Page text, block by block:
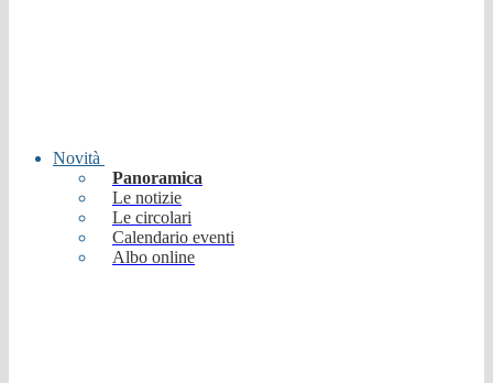
Novità
Panoramica
Le notizie
Le circolari
Calendario eventi
Albo online